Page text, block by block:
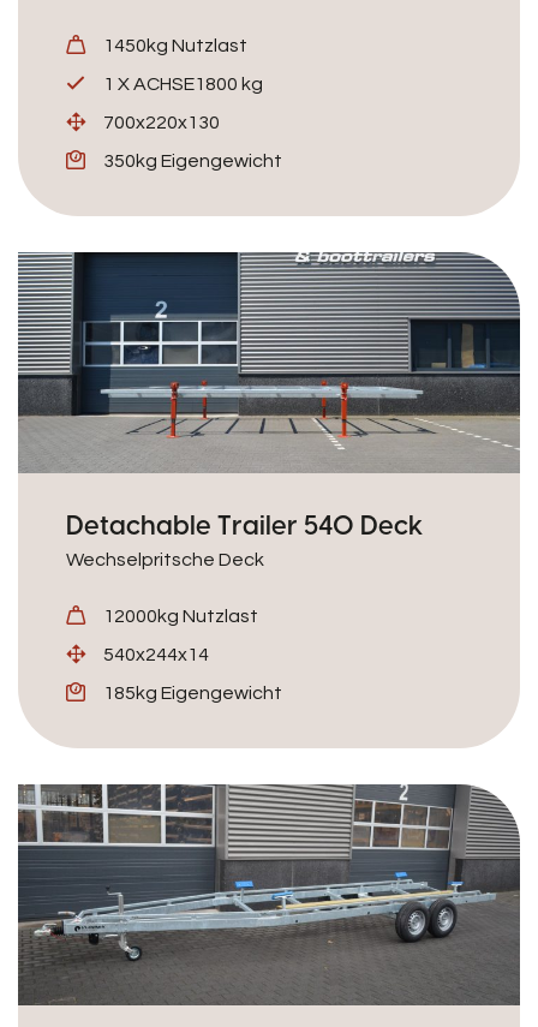
1450kg Nutzlast
1 X ACHSE1800 kg
700x220x130
350kg Eigengewicht
Detachable Trailer 540 Deck
Wechselpritsche Deck
12000kg Nutzlast
540x244x14
185kg Eigengewicht